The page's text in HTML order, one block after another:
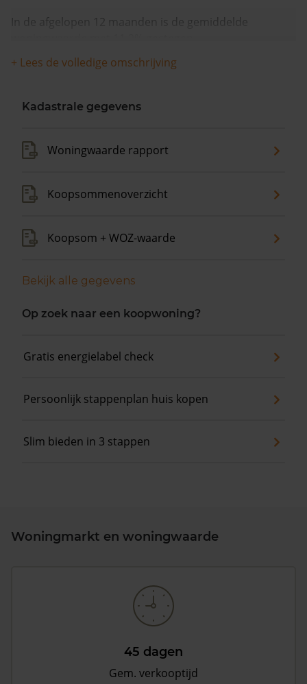
In de afgelopen 12 maanden is de gemiddelde
+ Lees de volledige omschrijving
Kadastrale gegevens
Woningwaarde rapport
Koopsommenoverzicht
Koopsom + WOZ-waarde
Bekijk alle gegevens
Op zoek naar een koopwoning?
Gratis energielabel check
Persoonlijk stappenplan huis kopen
Slim bieden in 3 stappen
Woningmarkt en woningwaarde
45 dagen
Gem. verkooptijd